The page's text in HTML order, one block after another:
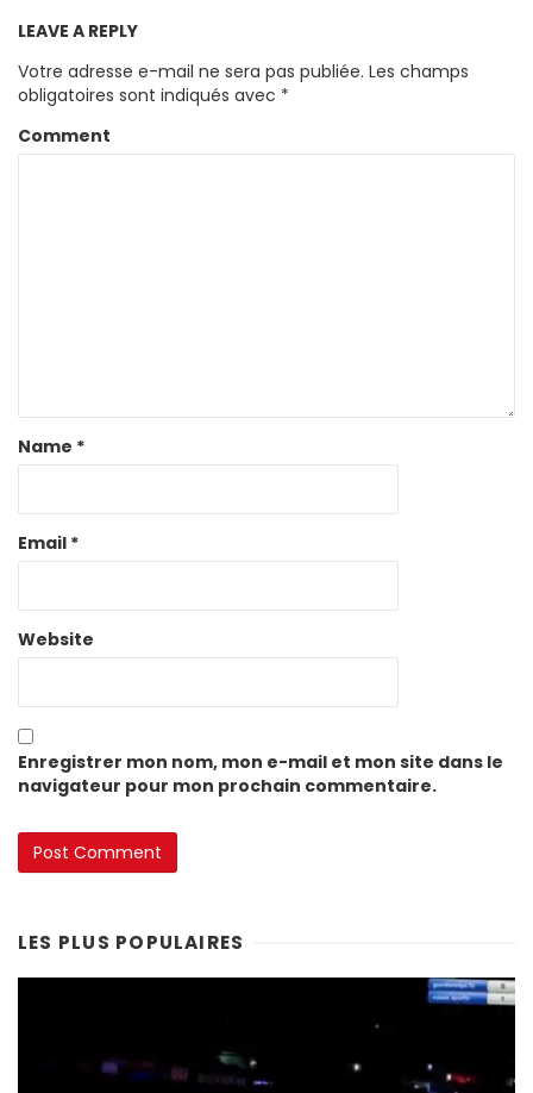
LEAVE A REPLY
Votre adresse e-mail ne sera pas publiée. Les champs
obligatoires sont indiqués avec *
Comment
Name *
Email *
Website
Enregistrer mon nom, mon e-mail et mon site dans le
navigateur pour mon prochain commentaire.
LES PLUS POPULAIRES